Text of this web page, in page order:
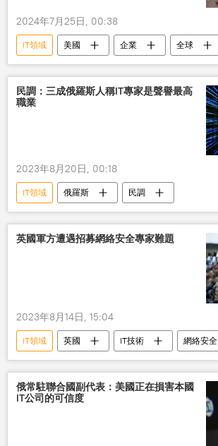
2024年7月25日, 00:38
IT領域 美國 企業
全球
損失
民調：三成俄羅斯人稱IT專家是聲譽最高
職業
2023年8月20日, 00:18
IT領域 俄羅斯 民調
英國軍方遭遇招募網絡安全專家難題
2023年8月14日, 15:04
IT領域 英國 IT技術
網絡安全
科技
高科技
俄常駐聯合國副代表：美國正在損害本國
IT公司的可信度